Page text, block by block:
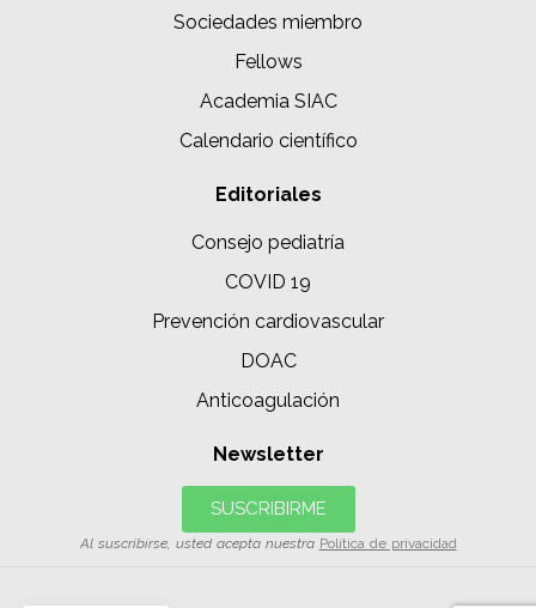
Sociedades miembro
Fellows
Academia SIAC
Calendario científico
Editoriales
Consejo pediatría
COVID 19
Prevención cardiovascular
DOAC
Anticoagulación
Newsletter
SUSCRIBIRME
Al suscribirse, usted acepta nuestra Política de privacidad